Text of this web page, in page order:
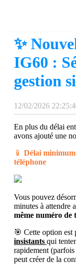
✨
IG60 :
gestion
12/02/2026
En plus du délai
avons ajouté une
📱 Délai
téléphone
Vous pouvez
minutes à attendre
même numéro de
🎯 Cette option est
insistants qui
rapidement
peut créer de la